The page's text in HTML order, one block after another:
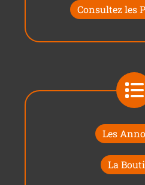
Consultez les
Les
La